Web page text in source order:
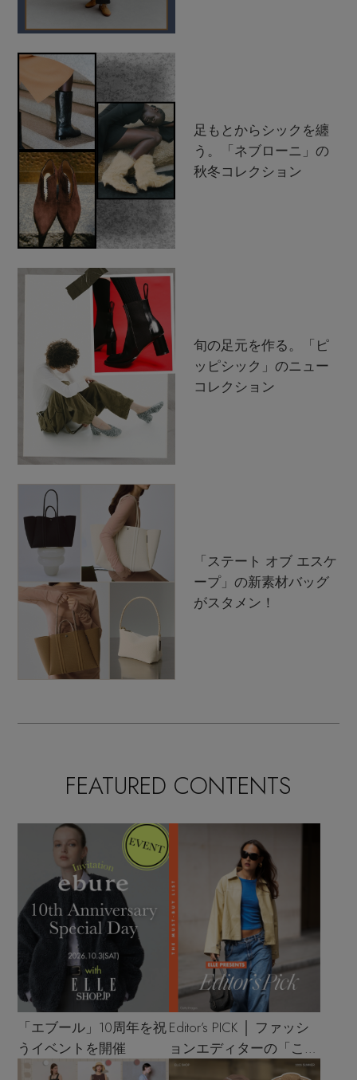
足もとからシックを纏
う。「ネブローニ」の
秋冬コレクション
旬の足元を作る。「ピ
ッピシック」のニュー
コレクション
「ステート オブ エスケ
ープ」の新素材バッグ
がスタメン！
FEATURED CONTENTS
「エブール」10周年を祝
うイベントを開催
Editor’s PICK │ ファッシ
ョンエディターの「これ
買い！」リスト